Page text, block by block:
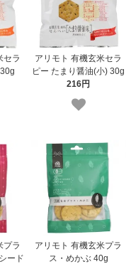
セラ
アリモト 有機玄米セラ
ピー たまり醤油(小) 30g
216円
プラ
ード
アリモト 有機玄米プラ
ス・めかぶ 40g